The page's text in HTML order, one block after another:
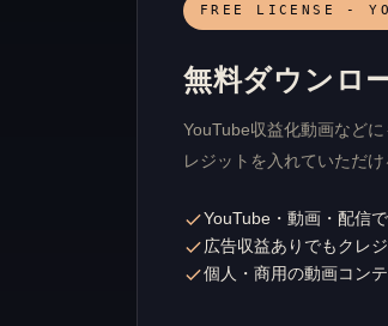
FREE LICENSE -
無料ダウンロ
YouTube収益化動画など
レジットを入れていただけ
YouTube・動画・配信
広告収益ありでもクレ
個人・商用の動画コン